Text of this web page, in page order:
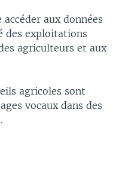
aux données
des exploitations
agriculteurs et aux
agricoles sont
vocaux dans des